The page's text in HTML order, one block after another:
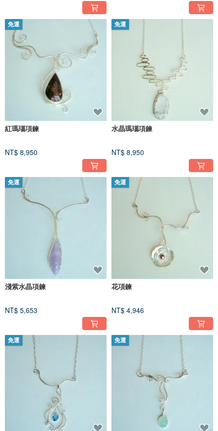
免運
紅瑪瑙項鍊
NT$ 8,950
免運
水晶瑪瑙項鍊
NT$ 8,950
免運
淺紫水晶項鍊
NT$ 5,653
免運
花項鍊
NT$ 4,946
免運 免運